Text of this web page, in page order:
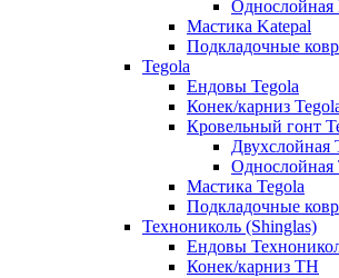
Однослойная
Мастика Katepal
Подкладочные
Tegola
Ендовы Tegola
Конек/карниз
Кровельный гонт
Двухслойная
Однослойная
Мастика Tegola
Подкладочные
Технониколь (Shinglas)
Ендовы
Конек/карниз ТН